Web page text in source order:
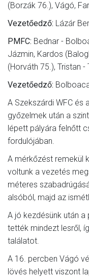
(Borzák 76.), Vágó,
Vezetőedző: Lázár
PMFC: Bednar -
Jázmin, Kardos
(Horváth 75.), Tristan -
Vezetőedző:
A Szekszárdi WFC és
győzelmek után a
lépett pályára felnőtt
fordulójában.
A mérkőzést remekül
voltunk a vezetés
méteres
alsóból, majd az
A jó kezdésünk után
tették mindezt lesről,
találatot.
A 16. percben Vágó
lövés helyett viszont